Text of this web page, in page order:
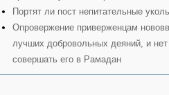
Портят ли пост непитательные
Опровержение приверженцам
лучших добровольных деяний, и нет
совершать его в Рамадан